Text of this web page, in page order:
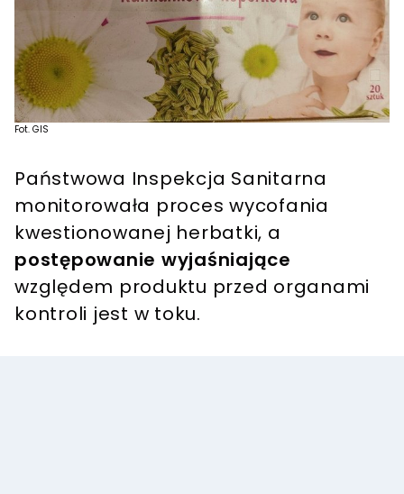
Fot. GIS
Państwowa Inspekcja Sanitarna
monitorowała proces wycofania
kwestionowanej herbatki, a
postępowanie wyjaśniające
względem produktu przed organami
kontroli jest w toku.